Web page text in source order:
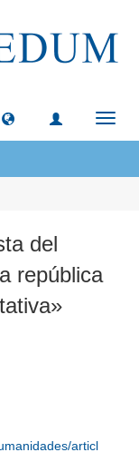
del
república
articl